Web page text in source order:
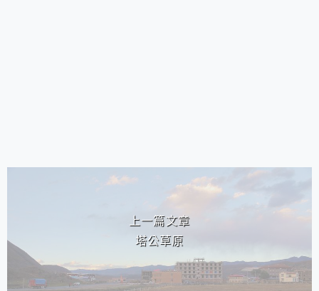
上一篇文章
塔公草原